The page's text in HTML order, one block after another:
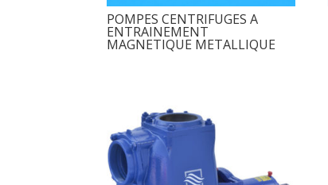
POMPES CENTRIFUGES A
ENTRAINEMENT
MAGNETIQUE METALLIQUE